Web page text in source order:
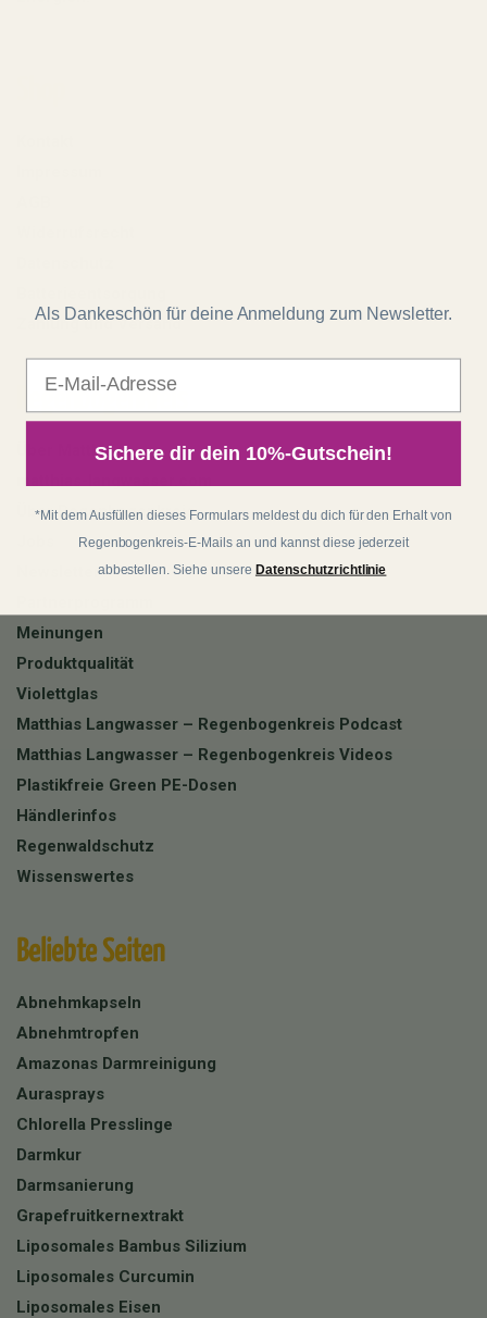
Zahlung und Versand
Regenbogenkreis
Über Matthias
Über Regenbogenkreis
Newsletter
Meinungen
Produktqualität
Violettglas
Matthias Langwasser – Regenbogenkreis Podcast
Matthias Langwasser – Regenbogenkreis Videos
Plastikfreie Green PE-Dosen
Händlerinfos
Regenwaldschutz
Wissenswertes
Beliebte Seiten
Abnehmkapseln
Abnehmtropfen
Amazonas Darmreinigung
Aurasprays
Chlorella Presslinge
Darmkur
Darmsanierung
Grapefruitkernextrakt
Liposomales Bambus Silizium
Liposomales Curcumin
Liposomales Eisen
Als Dankeschön für deine Anmeldung zum Newsletter.
E-Mail
Sichere dir dein 10%-Gutschein!
*Mit dem Ausfüllen dieses Formulars meldest du dich für den Erhalt von
Regenbogenkreis-E-Mails an und kannst diese jederzeit
abbestellen. Siehe unsere Datenschutzrichtlinie